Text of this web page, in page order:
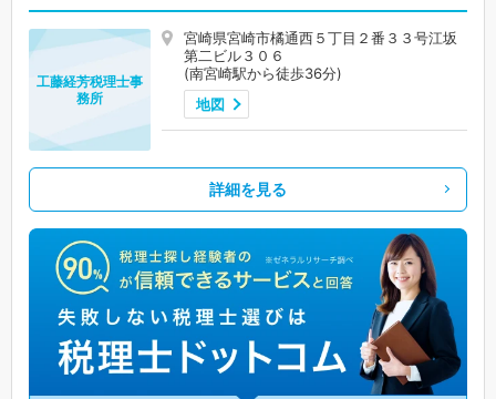
宮崎県宮崎市橘通西５丁目２番３３号江坂
第二ビル３０６
(南宮崎駅から徒歩36分)
地図
工藤経芳税理士事
務所
詳細を見る